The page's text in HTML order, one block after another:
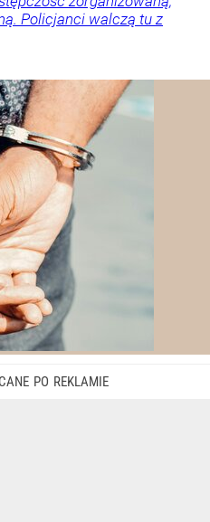
Policjanci walczą tu z